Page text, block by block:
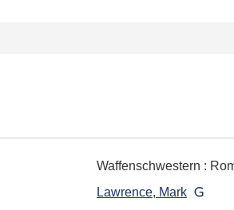
Waffenschwestern :
Lawrence, Mark